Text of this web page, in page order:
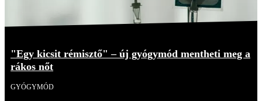
"Egy kicsit rémisztő" – új gyógymód mentheti meg a
rákos nőt
GYÓGYMÓD